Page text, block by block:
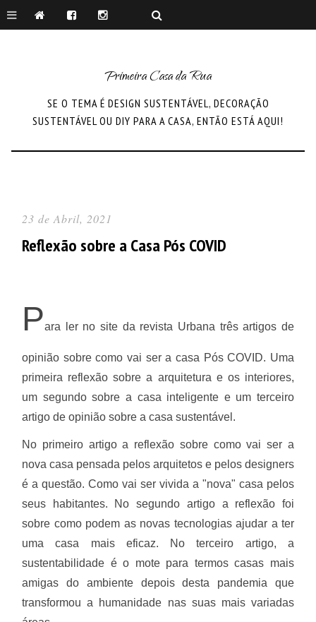
Primeira Casa da Rua
SE O TEMA É DESIGN SUSTENTÁVEL, DECORAÇÃO
SUSTENTÁVEL OU DIY PARA A CASA, ENTÃO ESTÁ AQUI!
23 de Abril, 2021
Reflexão sobre a Casa Pós COVID
Para ler no site da revista Urbana três artigos de
opinião sobre como vai ser a casa Pós COVID. Uma
primeira reflexão sobre a arquitetura e os interiores,
um segundo sobre a casa inteligente e um terceiro
artigo de opinião sobre a casa sustentável.
No primeiro artigo a reflexão sobre como vai ser a
nova casa pensada pelos arquitetos e pelos designers
é a questão. Como vai ser vivida a "nova" casa pelos
seus habitantes. No segundo artigo a reflexão foi
sobre como podem as novas tecnologias ajudar a ter
uma casa mais eficaz. No terceiro artigo, a
sustentabilidade é o mote para termos casas mais
amigas do ambiente depois desta pandemia que
transformou a humanidade nas suas mais variadas